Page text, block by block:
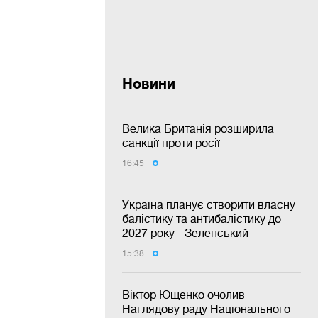
Новини
Велика Британія розширила
санкції проти росії
16:45
Україна планує створити власну
балістику та антибалістику до
2027 року - Зеленський
15:38
Віктор Ющенко очолив
Наглядову раду Національного